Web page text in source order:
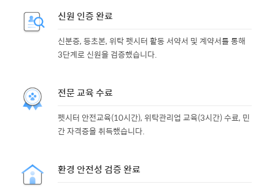
신원 인증 완료
신분증, 등초본, 위탁 펫시터 활동 서약서 및 계약서를 통해
3단계로 신원을 검증했습니다.
전문 교육 수료
펫시터 안전교육(10시간), 위탁관리업 교육(3시간) 수료, 민
간 자격증을 취득했습니다.
환경 안전성 검증 완료